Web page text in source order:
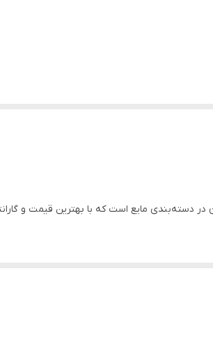
از برند رویان در دسته‌بندی مایع است که با بهترین